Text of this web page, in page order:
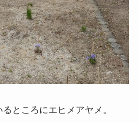
ところにエヒメアヤメ。